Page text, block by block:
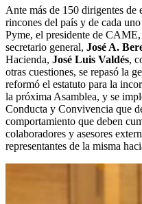
Ante más de 150 dirigentes de
rincones del país y de cada
Pyme, el presidente de CAME,
secretario general, José A.
Hacienda, José Luis Valdés,
otras cuestiones, se repasó la
reformó el estatuto para la
la próxima Asamblea, y se
Conducta y Convivencia que
comportamiento que deben
colaboradores y asesores
representantes de la misma